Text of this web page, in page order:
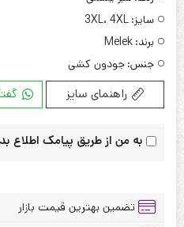
سایز: 3XL، 4XL
برند: Melek
جنس: جودون کشی
راهنمای سایز
به من از طریق پیامک اطلاع
تضمین بهترین قیمت بازار